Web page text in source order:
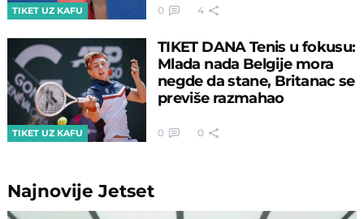
TIKET UZ KAFU 0 4
TIKET UZ KAFU
TIKET DANA Tenis u fokusu:
Mlada nada Belgije mora
negde da stane, Britanac se
previše razmahao
0 0
NajnovijeJetset